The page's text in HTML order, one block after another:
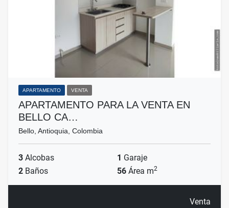
APARTAMENTO VENTA
APARTAMENTO PARA LA VENTA EN
BELLO CA…
Bello, Antioquia, Colombia
3 Alcobas 1 Garaje
2 Baños 56 Área m2
Venta